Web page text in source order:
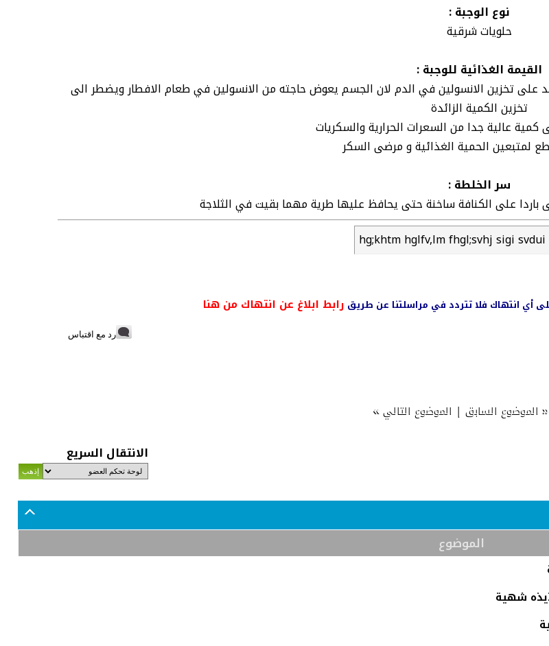
نوع الوجبة :
حلويات شرقية
القيمة الغذائية للوجبة :
على تخزين الانسولين في الدم لان الجسم يعوض حاجته من الانسولين في طعام الافطار ويضطر الى
تخزين الكمية الزائدة
كمية عالية جدا من السعرات الحرارية والسكريات
سر الخلطة :
على الكنافة ساخنة حتى يحافظ عليها طرية مهما بقيت في الثلاجة
hg;khtm hglfv,lm fhgl;svhj sigi svdui
أي انتهاك فلا تتردد في مراسلتنا عن طريق رابط ابلاغ عن انتهاك من هنا
رد مع اقتباس
« الموضوع السابق| الموضوع التالي»
الانتقال السريع
الموضوع
شهية